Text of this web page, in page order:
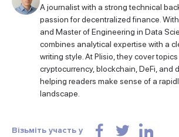
A journalist with a strong technical
passion for decentralized finance.
and Master of Engineering in Data
combines analytical expertise with a
writing style. At Plisio, they cover
cryptocurrency, blockchain, DeFi,
helping readers make sense of a
landscape.
Візьміть участь у